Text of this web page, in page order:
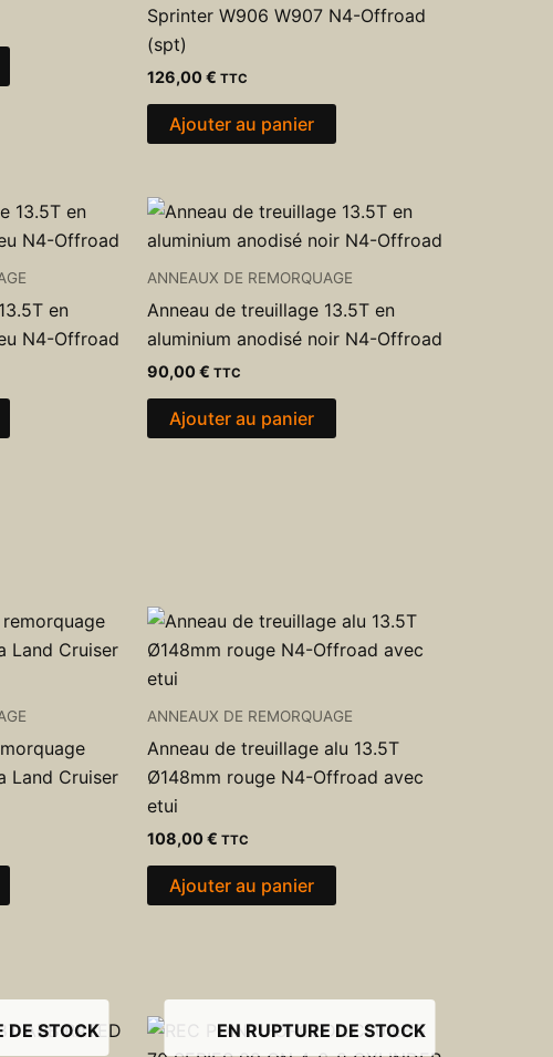
Sprinter W906 W907 N4-Offroad
(spt)
126,00€ TTC
Ajouter au panier
en
N4-Offroad
ANNEAUX DE REMORQUAGE
Anneau de treuillage 13.5T en
aluminium anodisé noir N4-Offroad
90,00€ TTC
Ajouter au panier
Land Cruiser
ANNEAUX DE REMORQUAGE
Anneau de treuillage alu 13.5T
Ø148mm rouge N4-Offroad avec
etui
108,00€ TTC
Ajouter au panier
DE STOCK EN RUPTURE DE STOCK